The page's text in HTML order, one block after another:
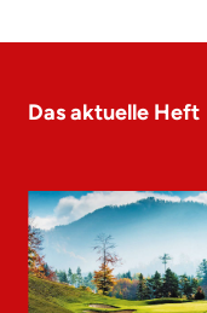
Das aktuelle Heft